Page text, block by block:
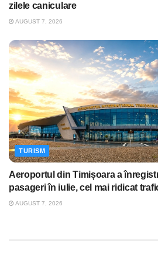
zilele caniculare
AUGUST 7, 2026
TURISM
Aeroportul din Timișoara a
pasageri în iulie, cel mai ridicat
AUGUST 7, 2026